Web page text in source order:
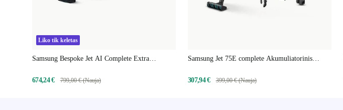
Liko tik keletas
Samsung Bespoke Jet AI Complete Extra
674,24 €
799,00 € (Nauja)
Samsung Jet 75E complete Akumuliatorinis
307,94 €
399,00 € (Nauja)